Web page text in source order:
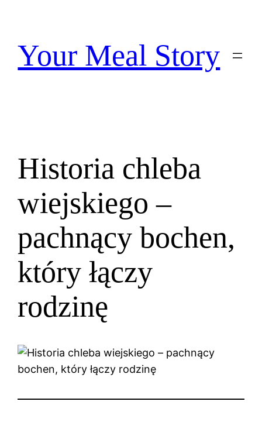
treściYour Meal Story
Historia chleba
wiejskiego –
pachnący bochen,
który łączy
rodzinę